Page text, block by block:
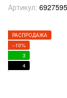
Артикул:
РАСПРОДАЖА
−10%
3
4